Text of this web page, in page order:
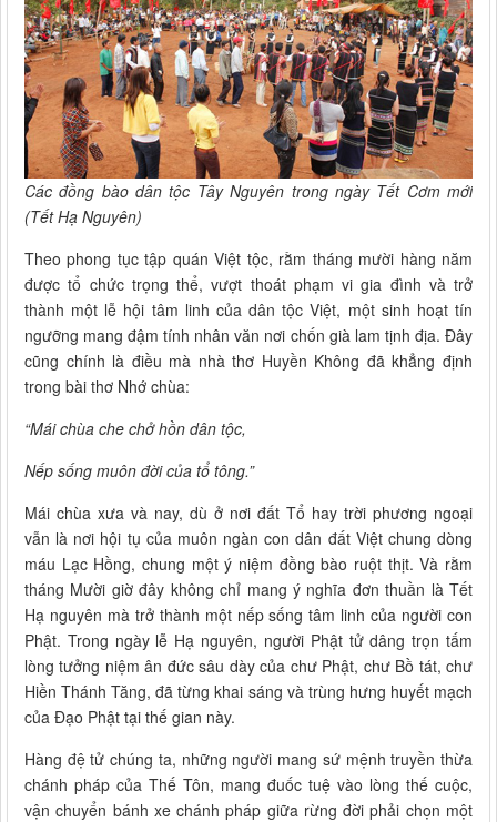
Các đồng bào dân tộc Tây Nguyên trong ngày Tết Cơm mới
(Tết Hạ Nguyên)
Theo phong tục tập quán Việt tộc, rằm tháng mười hàng năm
được tổ chức trọng thể, vượt thoát phạm vi gia đình và trở
thành một lễ hội tâm linh của dân tộc Việt, một sinh hoạt tín
ngưỡng mang đậm tính nhân văn nơi chốn già lam tịnh địa. Đây
cũng chính là điều mà nhà thơ Huyền Không đã khẳng định
trong bài thơ Nhớ chùa:
“Mái chùa che chở hồn dân tộc,
Nếp sống muôn đời của tổ tông.”
Mái chùa xưa và nay, dù ở nơi đất Tổ hay trời phương ngoại
vẫn là nơi hội tụ của muôn ngàn con dân đất Việt chung dòng
máu Lạc Hồng, chung một ý niệm đồng bào ruột thịt. Và rằm
tháng Mười giờ đây không chỉ mang ý nghĩa đơn thuần là Tết
Hạ nguyên mà trở thành một nếp sống tâm linh của người con
Phật. Trong ngày lễ Hạ nguyên, người Phật tử dâng trọn tấm
lòng tưởng niệm ân đức sâu dày của chư Phật, chư Bồ tát, chư
Hiền Thánh Tăng, đã từng khai sáng và trùng hưng huyết mạch
của Đạo Phật tại thế gian này.
Hàng đệ tử chúng ta, những người mang sứ mệnh truyền thừa
chánh pháp của Thế Tôn, mang đuốc tuệ vào lòng thế cuộc,
vận chuyển bánh xe chánh pháp giữa rừng đời phải chọn một